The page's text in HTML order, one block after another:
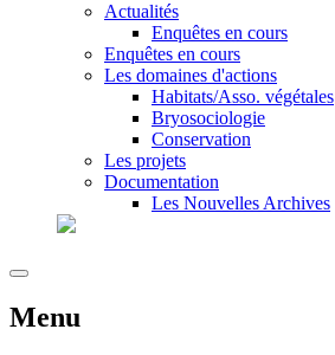
Actualités
Enquêtes en cours
Enquêtes en cours
Les domaines d'actions
Habitats/Asso. végétales
Bryosociologie
Conservation
Les projets
Documentation
Les Nouvelles Archives
Menu